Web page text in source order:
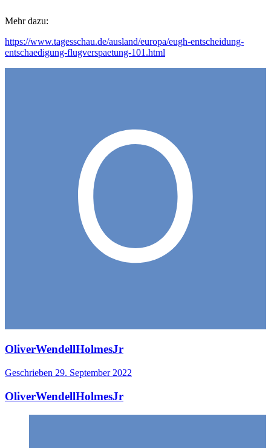
Mehr dazu:
https://www.tagesschau.de/ausland/europa/eugh-entscheidung-
entschaedigung-flugverspaetung-101.html
OliverWendellHolmesJr
Geschrieben 29. September 2022
OliverWendellHolmesJr